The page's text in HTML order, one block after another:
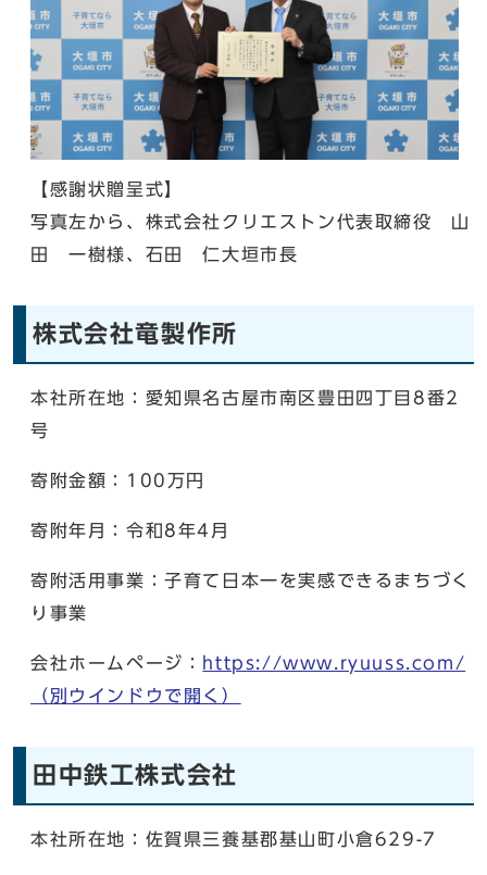
【感謝状贈呈式】
写真左から、株式会社クリエストン代表取締役 山
田 一樹様、石田 仁大垣市長
株式会社竜製作所
本社所在地：愛知県名古屋市南区豊田四丁目8番2
号
寄附金額：100万円
寄附年月：令和8年4月
寄附活用事業：子育て日本一を実感できるまちづく
り事業
会社ホームページ： https://www.ryuuss.com/
（別ウインドウで開く）
田中鉄工株式会社
本社所在地：佐賀県三養基郡基山町小倉629-7